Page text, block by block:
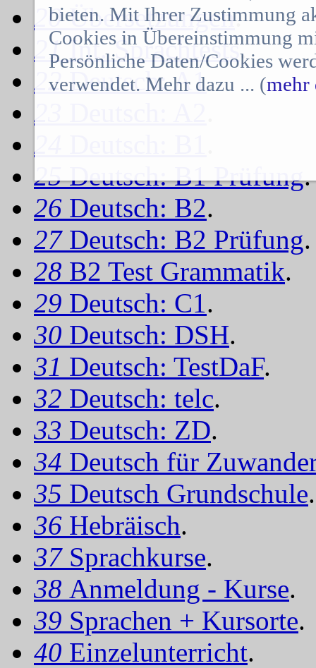
20Übersetzungen.
21Int. Sprachtests.
22Deutsch: A1.
23
24
25Deutsch: B1 Prüfung.
26 Deutsch: B2.
27 Deutsch: B2 Prüfung.
28 B2 Test Grammatik.
29 Deutsch: C1.
30 Deutsch: DSH.
31 Deutsch: TestDaF.
32 Deutsch: telc.
33 Deutsch: ZD.
34 Deutsch für
35 Deutsch Grundschule.
36 Hebräisch.
37 Sprachkurse.
38 Anmeldung - Kurse.
39 Sprachen + Kursorte.
40 Einzelunterricht.
bieten. Mit Ihrer Zustimmung
Cookies in Übereinstimmung
Persönliche Daten/Cookies
verwendet. Mehr dazu ... (mehr